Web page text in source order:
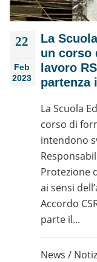
22
Feb
2023
La
un corso
lavoro
partenza
La Scuola
corso di
intendono
Protezione
ai sensi
Accordo
parte il...
News /